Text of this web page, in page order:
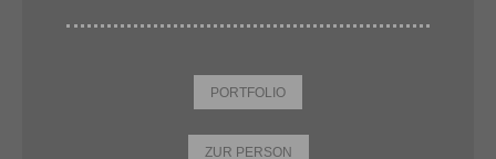
PORTFOLIO
ZUR PERSON